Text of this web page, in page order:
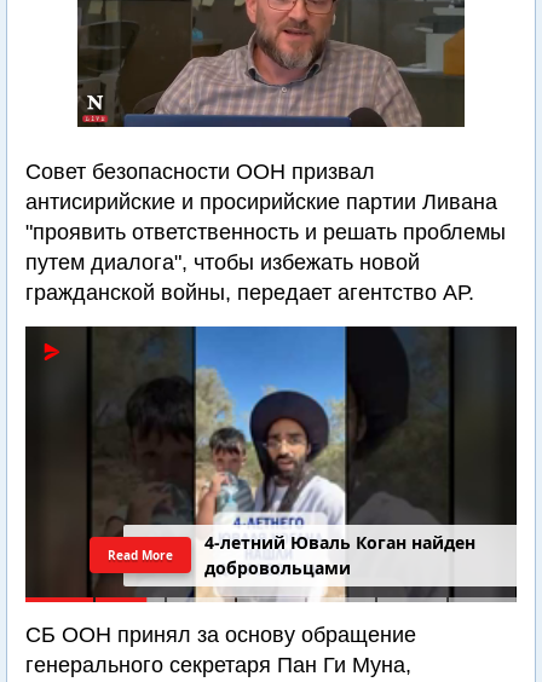
Совет безопасности ООН призвал
антисирийские и просирийские партии Ливана
"проявить ответственность и решать проблемы
путем диалога", чтобы избежать новой
гражданской войны, передает агентство АР.
4-летний Юваль Коган найден
добровольцами
Read More
СБ ООН принял за основу обращение
генерального секретаря Пан Ги Муна,